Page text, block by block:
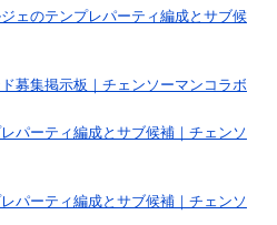
ェのテンプレパーティ編成とサブ候
募集掲示板｜チェンソーマンコラボ
パーティ編成とサブ候補｜チェンソ
パーティ編成とサブ候補｜チェンソ